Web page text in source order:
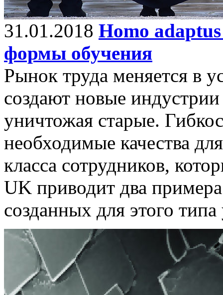
31.01.2018 Homo
формы обучения
Рынок труда меняется в
создают новые
уничтожая старые.
необходимые качества
класса сотрудников,
UK приводит два
созданных для этого